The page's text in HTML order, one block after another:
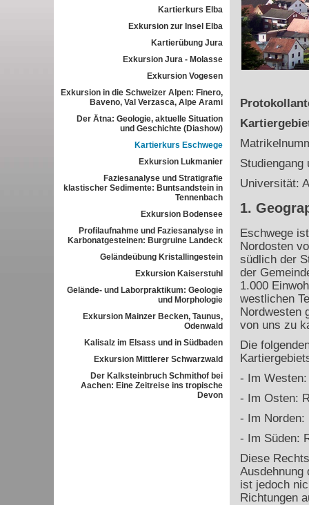
Kartierkurs Elba
Exkursion zur Insel Elba
Kartierübung Jura
Exkursion Jura - Molasse
Exkursion Vogesen
Exkursion in die Schweizer Alpen: Finero,
Baveno, Val Verzasca, Alpe Arami
Der Ätna: Geologie, aktuelle Situation
und Geschichte (Diashow)
Kartierkurs Eschwege
Exkursion Lukmanier
Faziesanalyse und Stratigrafie
klastischer Sedimente: Buntsandstein in
Tennenbach
Exkursion Bodensee
Profilaufnahme und Faziesanalyse in
Karbonatgesteinen: Burgruine Landeck
Geländeübung Kristallingestein
Exkursion Kaiserstuhl
Gelände- und Laborpraktikum: Geologie
und Morphologie
Exkursion Mainzer Becken, Taunus,
Odenwald
Kalisalz im Elsass und in Südbaden
Exkursion Mittlerer Schwarzwald
Der Kalksteinbruch Schmithof bei
Aachen: Eine Zeitreise ins tropische
Devon
Universität:
1.
Eschwege
Nordosten
südlich der
der
1.000
westlichen
Nordwesten
von uns zu
Die
- Im
- Im Osten:
- Im
- Im Süden:
Diese
Ausdehnung
ist jedoch
Richtungen